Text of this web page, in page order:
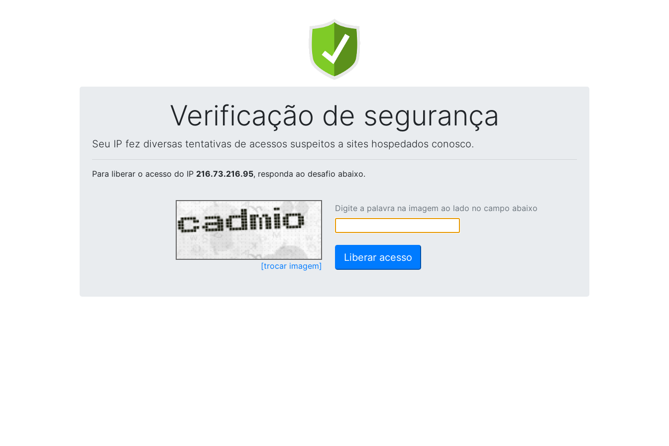
Verificação de segurança
Seu IP fez diversas tentativas de acessos suspeitos a sites hospedados conosco.
Para liberar o acesso do IP 216.73.216.95, responda ao desafio abaixo.
[trocar imagem]
Digite a palavra na imagem ao lado no campo abaixo